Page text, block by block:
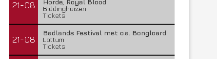
21-08
Horde, Royal Blood
Biddinghuizen
Tickets
21-08
Badlands Festival met o.a. Bongloard
Lottum
Tickets